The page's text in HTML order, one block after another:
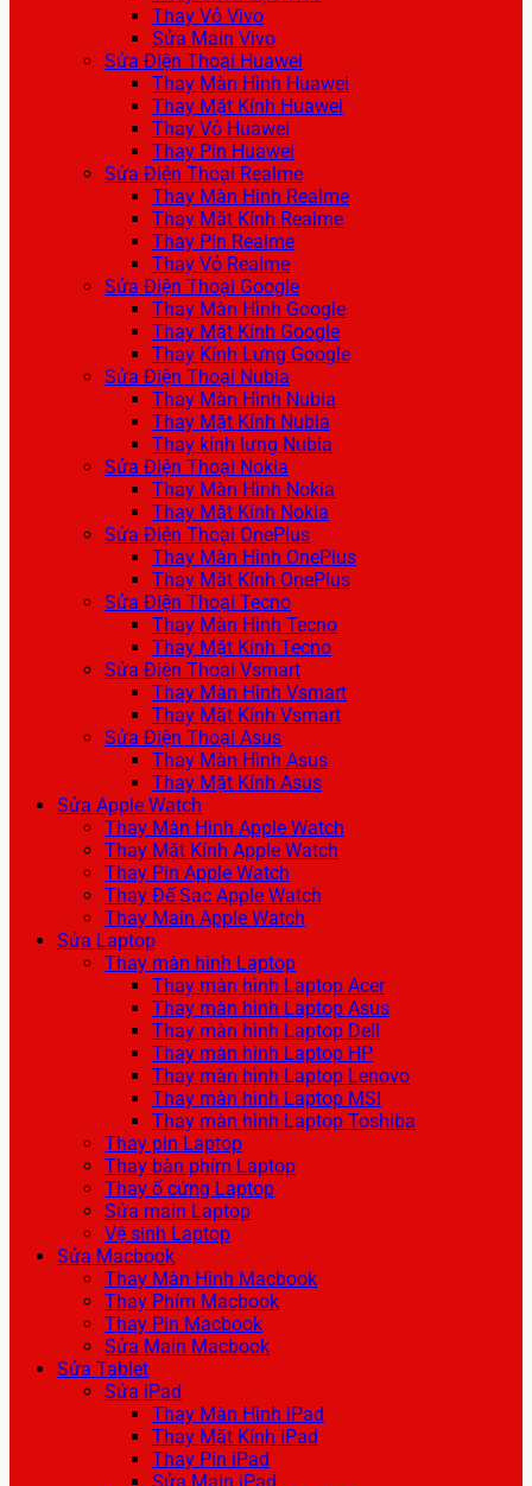
Thay Vỏ Vivo
Sửa Main Vivo
Sửa Điện Thoại Huawei
Thay Màn Hình Huawei
Thay Mặt Kính Huawei
Thay Vỏ Huawei
Thay Pin Huawei
Sửa Điện Thoại Realme
Thay Màn Hình Realme
Thay Mặt Kính Realme
Thay Pin Realme
Thay Vỏ Realme
Sửa Điện Thoại Google
Thay Màn Hình Google
Thay Mặt Kính Google
Thay Kính Lưng Google
Sửa Điện Thoại Nubia
Thay Màn Hình Nubia
Thay Mặt Kính Nubia
Thay kính lưng Nubia
Sửa Điện Thoại Nokia
Thay Màn Hình Nokia
Thay Mặt Kính Nokia
Sửa Điện Thoại OnePlus
Thay Màn Hình OnePlus
Thay Mặt Kính OnePlus
Sửa Điện Thoại Tecno
Thay Màn Hình Tecno
Thay Mặt Kính Tecno
Sửa Điện Thoại Vsmart
Thay Màn Hình Vsmart
Thay Mặt Kính Vsmart
Sửa Điện Thoại Asus
Thay Màn Hình Asus
Thay Mặt Kính Asus
Sửa Apple Watch
Thay Màn Hình Apple Watch
Thay Mặt Kính Apple Watch
Thay Pin Apple Watch
Thay Đế Sạc Apple Watch
Thay Main Apple Watch
Sửa Laptop
Thay màn hình Laptop
Thay màn hình Laptop Acer
Thay màn hình Laptop Asus
Thay màn hình Laptop Dell
Thay màn hình Laptop HP
Thay màn hình Laptop Lenovo
Thay màn hình Laptop MSI
Thay màn hình Laptop Toshiba
Thay pin Laptop
Thay bàn phím Laptop
Thay ổ cứng Laptop
Sửa main Laptop
Vệ sinh Laptop
Sửa Macbook
Thay Màn Hình Macbook
Thay Phím Macbook
Thay Pin Macbook
Sửa Main Macbook
Sửa Tablet
Sửa iPad
Thay Màn Hình iPad
Thay Mặt Kính iPad
Thay Pin iPad